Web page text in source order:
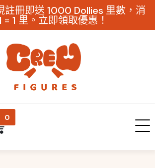
註冊即送 1000 Dollies 里數，消
= 1 里。立即領取優惠！
0